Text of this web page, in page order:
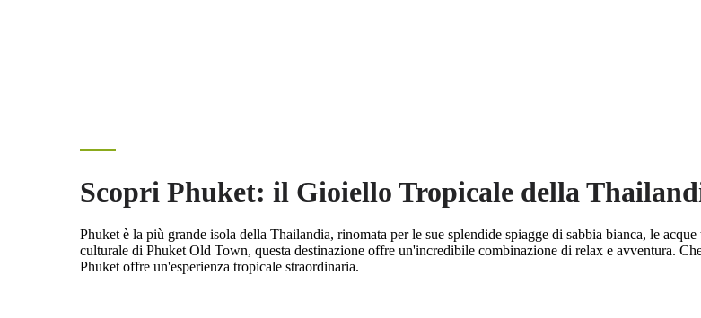
Scopri Phuket: il Gioiello Tropicale della
Phuket è la più grande isola della Thailandia, rinomata per le sue splendide spiagge di sabbia bianca, le
culturale di Phuket Old Town, questa destinazione offre un'incredibile combinazione di relax e avventura.
Phuket offre un'esperienza tropicale straordinaria.